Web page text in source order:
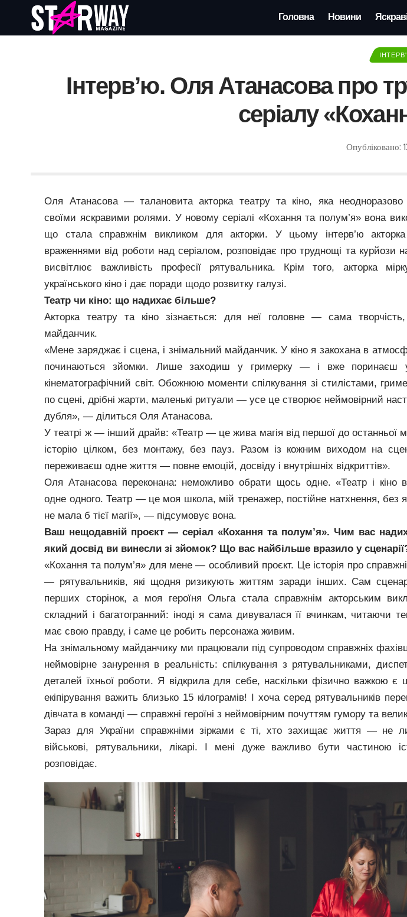
Головна Новини
Інтерв’ю. Оля Атанасова про
серіалу
Опубліковано:
Оля Атанасова — талановита акторка театру та кіно, яка неодноразово
своїми яскравими ролями. У новому серіалі «Кохання та полум’я» вона
що стала справжнім викликом для акторки. У цьому інтерв’ю акторка
враженнями від роботи над серіалом, розповідає про труднощі та курйози
висвітлює важливість професії рятувальника. Крім того, акторка
українського кіно і дає поради щодо розвитку галузі.
Театр чи кіно: що надихає більше?
Акторка театру та кіно зізнається: для неї головне — сама
майданчик.
«Мене заряджає і сцена, і знімальний майданчик. У кіно я закохана в
починаються зйомки. Лише заходиш у гримерку — і вже поринаєш
кінематографічний світ. Обожнюю моменти спілкування зі стилістами,
по сцені, дрібні жарти, маленькі ритуали — усе це створює неймовірний
дубля», — ділиться Оля Атанасова.
У театрі ж — інший драйв: «Театр — це жива магія від першої до останньої
історію цілком, без монтажу, без пауз. Разом із кожним виходом на
переживаєш одне життя — повне емоцій, досвіду і внутрішніх відкриттів».
Оля Атанасова переконана: неможливо обрати щось одне. «Театр і кіно
одне одного. Театр — це моя школа, мій тренажер, постійне натхнення, без
не мала б тієї магії», — підсумовує вона.
Ваш нещодавній проєкт — серіал «Кохання та полум’я». Чим вас
який досвід ви винесли зі зйомок? Що вас найбільше вразило у
«Кохання та полум’я» для мене — особливий проєкт. Це історія про
— рятувальників, які щодня ризикують життям заради інших. Сам
перших сторінок, а моя героїня Ольга стала справжнім акторським
складний і багатогранний: іноді я сама дивувалася її вчинкам, читаючи
має свою правду, і саме це робить персонажа живим.
На знімальному майданчику ми працювали під супроводом справжніх
неймовірне занурення в реальність: спілкування з рятувальниками,
деталей їхньої роботи. Я відкрила для себе, наскільки фізично важкою є
екіпірування важить близько 15 кілограмів! І хоча серед рятувальників
дівчата в команді — справжні героїні з неймовірним почуттям гумору та
Зараз для України справжніми зірками є ті, хто захищає життя — не
військові, рятувальники, лікарі. І мені дуже важливо бути частиною
розповідає.